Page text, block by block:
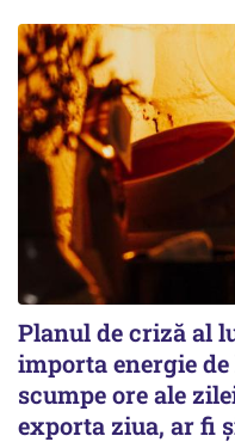
Planul de criză al
importa energie
scumpe ore ale
exporta ziua, ar fi